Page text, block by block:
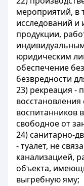
мероприятий, в
исследований
продукции,
юридическим
обеспечение
безвредности
23) рекреация -
воспитанников
свободное от
24) санитарно-
- туалет, не
канализацией,
объекта,
выгребную яму;